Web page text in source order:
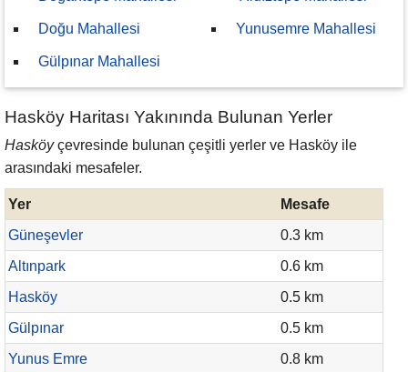
Doğu Mahallesi
Gülpınar Mahallesi
Yunusemre Mahallesi
Hasköy Haritası Yakınında Bulunan Yerler
Hasköyçevresinde bulunan çeşitli yerler ve Hasköy ile
arasındaki mesafeler.
Yer
Mesafe
Güneşevler
0.3 km
Altınpark
0.6 km
Hasköy
0.5 km
Gülpınar
0.5 km
Yunus Emre
0.8 km